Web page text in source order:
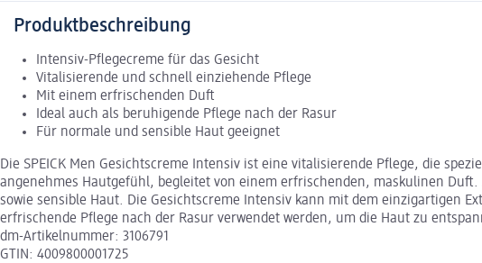
Produktbeschreibung
Intensiv-Pflegecreme für das Gesicht
Vitalisierende und schnell einziehende Pflege
Mit einem erfrischenden Duft
Ideal auch als beruhigende Pflege nach der Rasur
Für normale und sensible Haut geeignet
Die SPEICK Men Gesichtscreme Intensiv ist eine vitalisierende Pflege, die
angenehmes Hautgefühl, begleitet von einem erfrischenden, maskulinen
sowie sensible Haut. Die Gesichtscreme Intensiv kann mit dem einzigartigen
erfrischende Pflege nach der Rasur verwendet werden, um die Haut zu
dm-Artikelnummer: 3106791
GTIN: 4009800001725